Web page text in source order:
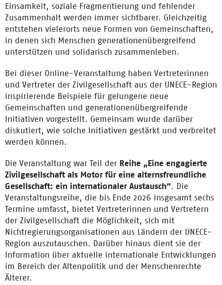
Einsamkeit, soziale Fragmentierung und fehlender
Zusammenhalt werden immer sichtbarer. Gleichzeitig
entstehen vielerorts neue Formen von Gemeinschaften,
in denen sich Menschen generationenübergreifend
unterstützen und solidarisch zusammenleben.
Bei dieser Online-Veranstaltung haben Vertreterinnen
und Vertreter der Zivilgesellschaft aus der UNECE-Region
inspirierende Beispiele für gelungene neue
Gemeinschaften und generationenübergreifende
Initiativen vorgestellt. Gemeinsam wurde darüber
diskutiert, wie solche Initiativen gestärkt und verbreitet
werden können.
Die Veranstaltung war Teil der Reihe „Eine engagierte
Zivilgesellschaft als Motor für eine alternsfreundliche
Gesellschaft: ein internationaler Austausch“. Die
Veranstaltungsreihe, die bis Ende 2026 insgesamt sechs
Termine umfasst, bietet Vertreterinnen und Vertretern
der Zivilgesellschaft die Möglichkeit, sich mit
Nichtregierungsorganisationen aus Ländern der UNECE-
Region auszutauschen. Darüber hinaus dient sie der
Information über aktuelle internationale Entwicklungen
im Bereich der Altenpolitik und der Menschenrechte
Älterer.